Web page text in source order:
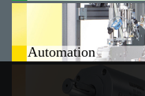
Automation